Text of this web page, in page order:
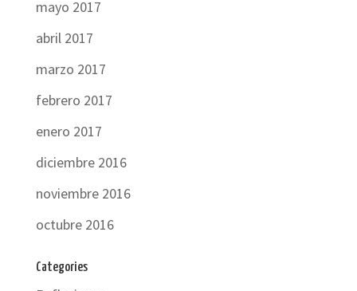
mayo 2017
abril 2017
marzo 2017
febrero 2017
enero 2017
diciembre 2016
noviembre 2016
octubre 2016
Categories